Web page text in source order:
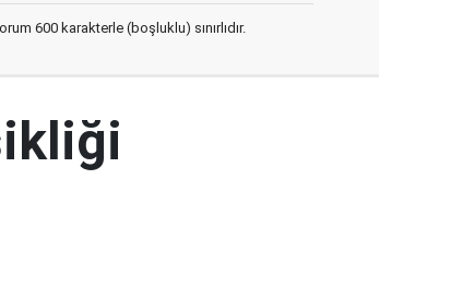
600 karakterle (boşluklu) sınırlıdır.